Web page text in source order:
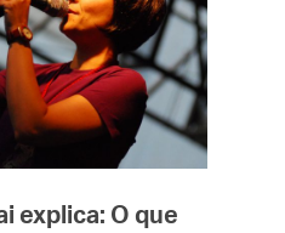
explica: O que